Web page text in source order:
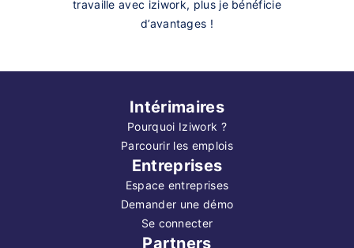
travaille avec iziwork, plus je bénéficie
d’avantages !
Intérimaires
Pourquoi Iziwork ?
Parcourir les emplois
Entreprises
Espace entreprises
Demander une démo
Se connecter
Partners